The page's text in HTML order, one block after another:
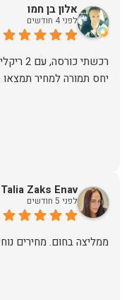
אלון בן חמו
לפני 4 חודשים
יחס תמורה למחיר
Talia Zaks Enav
לפני 5 חודשים
ממליצה בחום. מחירים